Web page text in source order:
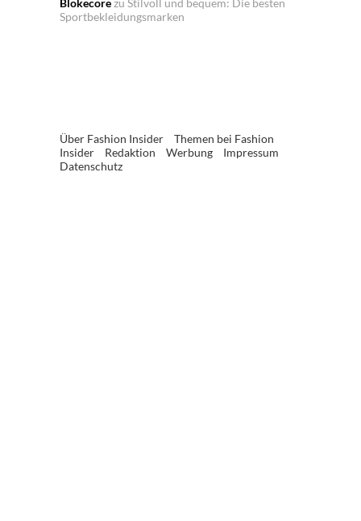
Blokecorezu Stilvoll und bequem: Die besten
Sportbekleidungsmarken
Über Fashion Insider
Themen bei Fashion
Insider
Redaktion Werbung
Impressum
Datenschutz